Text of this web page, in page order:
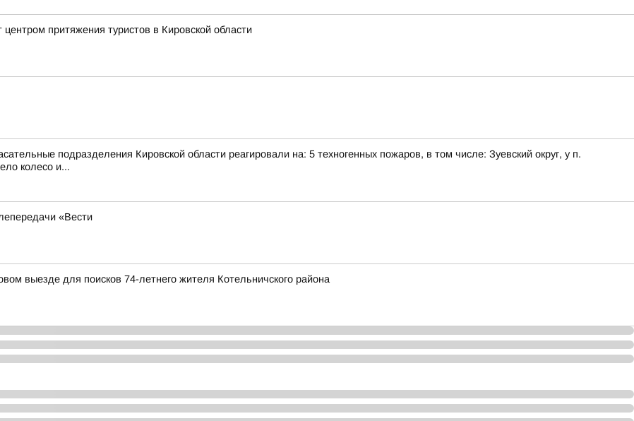
притяжения туристов в Кировской области
подразделения Кировской области реагировали на: 5 техногенных пожаров, в том числе: Зуевский округ, у п.
колесо и...
«Вести
выезде для поисков 74-летнего жителя Котельничского района